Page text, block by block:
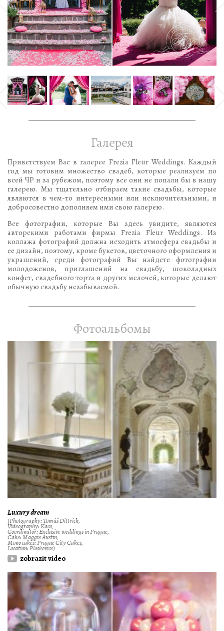
предыдущий
Галерея
Приветствуем Вас в галерее Frezia Fleur Weddings. Каждый
год мы готовим множество свадеб, которые реализуем по
всей ЧР и за рубежом, поэтому все они не попали бы в нашу
галерею. Мы тщательно отбираем такие свадьбы, которые
являются в чем-то интересными или исключительными, и
добросовестно дополняем ими свою галерею.
Все фотографии, которые Вы здесь увидите, являются
авторскими работами фирмы Frezia Fleur Weddings. Из
коллажа фотографий должна исходить атмосфера свадьбы и
ее дизайн, поэтому, кроме букетов, цветочного оформления и
украшений, среди фотографий Вы найдете фотографии
молодоженов, приглашений на свадьбу, шоколадных
конфет, свадебного торта и других мелочей, которые делают
обычную свадьбу незабываемой.
Фотоальбомы
Luxury dream
(Photography: Tomáš Dittrich,
Videography: Kaco,
Coordinator: Exclusive weddings in Prague,
Cake: Maggie Austin,
Mono cakes: Prague City Cakes,
Location: Ploskovice)
zobrazit video